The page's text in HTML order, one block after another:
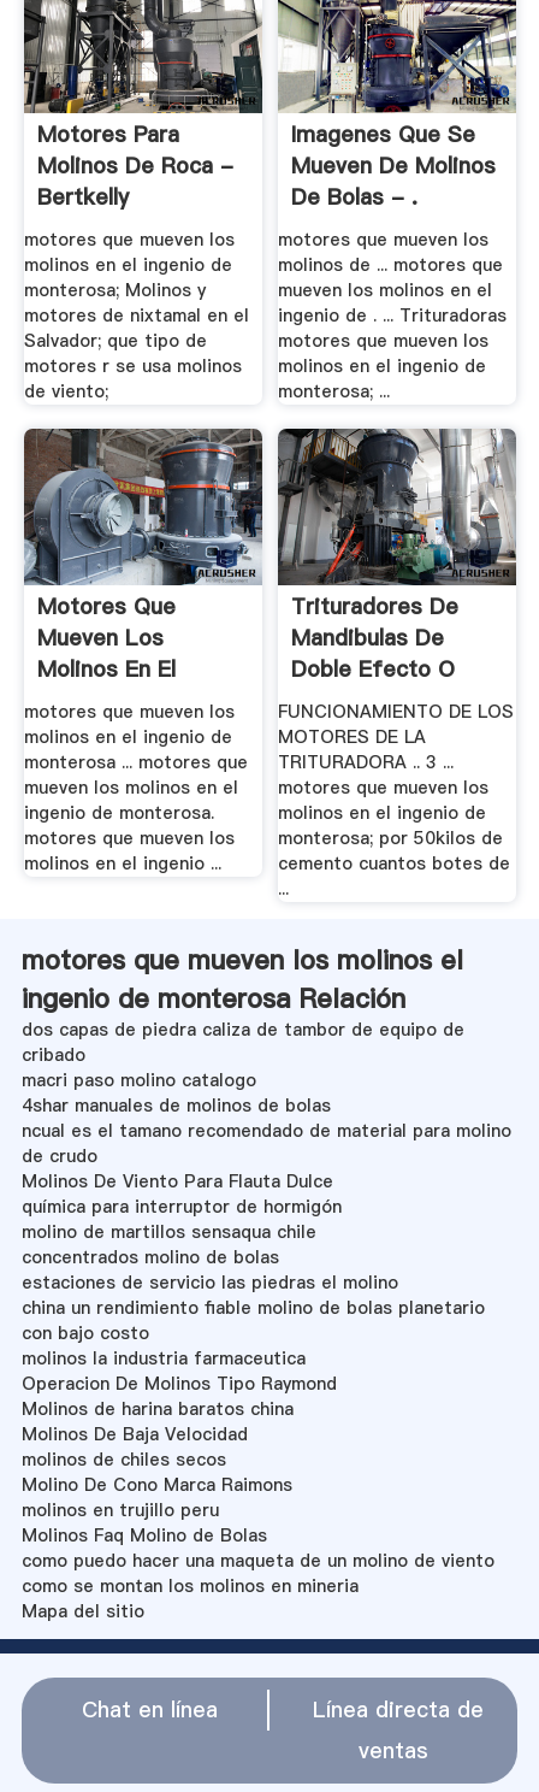
Motores Para
Molinos De Roca -
Bertkelly
motores que mueven los
molinos en el ingenio de
monterosa; Molinos y
motores de nixtamal en el
Salvador; que tipo de
motores r se usa molinos
de viento;
Imagenes Que Se
Mueven De Molinos
De Bolas - .
motores que mueven los
molinos de ... motores que
mueven los molinos en el
ingenio de . ... Trituradoras
motores que mueven los
molinos en el ingenio de
monterosa; ...
Motores Que
Mueven Los
Molinos En El
Ingenio De .
motores que mueven los
molinos en el ingenio de
monterosa ... motores que
mueven los molinos en el
ingenio de monterosa.
motores que mueven los
molinos en el ingenio ...
Trituradores De
Mandibulas De
Doble Efecto O
Blake
FUNCIONAMIENTO DE LOS
MOTORES DE LA
TRITURADORA .. 3 ...
motores que mueven los
molinos en el ingenio de
monterosa; por 50kilos de
cemento cuantos botes de
...
motores que mueven los molinos el
ingenio de monterosa Relación
dos capas de piedra caliza de tambor de equipo de
cribado
macri paso molino catalogo
4shar manuales de molinos de bolas
ncual es el tamano recomendado de material para molino
de crudo
Molinos De Viento Para Flauta Dulce
química para interruptor de hormigón
molino de martillos sensaqua chile
concentrados molino de bolas
estaciones de servicio las piedras el molino
china un rendimiento fiable molino de bolas planetario
con bajo costo
molinos la industria farmaceutica
Operacion De Molinos Tipo Raymond
Molinos de harina baratos china
Molinos De Baja Velocidad
molinos de chiles secos
Molino De Cono Marca Raimons
molinos en trujillo peru
Molinos Faq Molino de Bolas
como puedo hacer una maqueta de un molino de viento
como se montan los molinos en mineria
Mapa del sitio
Chat en línea
Línea directa de
ventas